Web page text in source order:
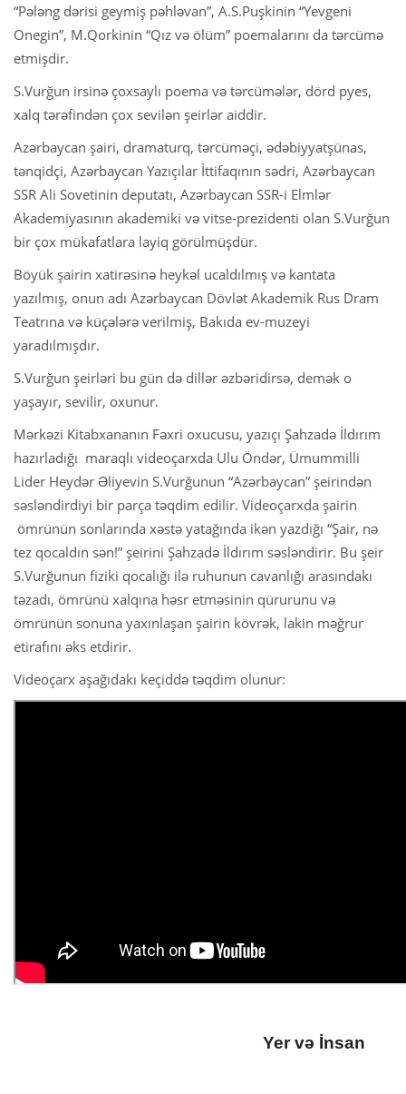
“Pələng dərisi geymiş pəhləvan”, A.S.Puşkinin “Yevgeni
Onegin”, M.Qorkinin “Qız və ölüm” poemalarını da tərcümə
etmişdir.
S.Vurğun irsinə çoxsaylı poema və tərcümələr, dörd pyes,
xalq tərəfindən çox sevilən şeirlər aiddir.
Azərbaycan şairi, dramaturq, tərcüməçi, ədəbiyyatşünas,
tənqidçi, Azərbaycan Yazıçılar İttifaqının sədri, Azərbaycan
SSR Ali Sovetinin deputatı, Azərbaycan SSR-i Elmlər
Akademiyasının akademiki və vitse-prezidenti olan S.Vurğun
bir çox mükafatlara layiq görülmüşdür.
Böyük şairin xatirəsinə heykəl ucaldılmış və kantata
yazılmış, onun adı Azərbaycan Dövlət Akademik Rus Dram
Teatrına və küçələrə verilmiş, Bakıda ev-muzeyi
yaradılmışdır.
S.Vurğun şeirləri bu gün də dillər əzbəridirsə, demək o
yaşayır, sevilir, oxunur.
Mərkəzi Kitabxananın Fəxri oxucusu, yazıçı Şahzadə İldırım
hazırladığı maraqlı videoçarxda Ulu Öndər, Ümummilli
Lider Heydər Əliyevin S.Vurğunun “Azərbaycan” şeirindən
səsləndirdiyi bir parça təqdim edilir. Videoçarxda şairin
ömrünün sonlarında xəstə yatağında ikən yazdığı “Şair, nə
tez qocaldın sən!” şeirini Şahzadə İldırım səsləndirir. Bu şeir
S.Vurğunun fiziki qocalığı ilə ruhunun cavanlığı arasındakı
təzadı, ömrünü xalqına həsr etməsinin qürurunu və
ömrünün sonuna yaxınlaşan şairin kövrək, lakin məğrur
etirafını əks etdirir.
Videoçarx aşağıdakı keçiddə təqdim olunur:
Yer və İnsan